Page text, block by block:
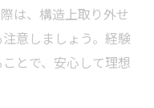
は、構造上取り外せ
意しましょう。経験
とで、安心して理想